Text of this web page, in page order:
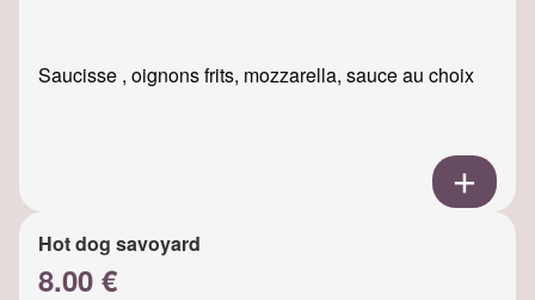
Saucisse , oignons frits, mozzarella, sauce au choix
Hot dog savoyard
8.00 €